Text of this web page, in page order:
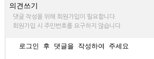
의견쓰기
댓글 작성을 위해 회원가입이 필요합니다.
회원가입 시 주민번호를 요구하지 않습니다.